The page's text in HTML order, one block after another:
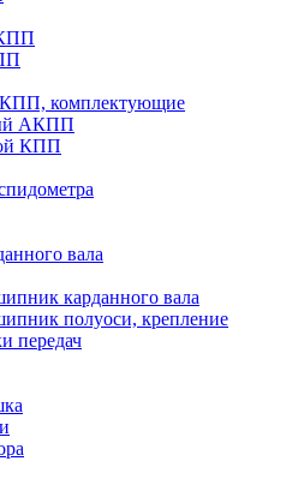
КПП, комплектующие
АКПП
КПП
вала
карданного вала
полуоси, крепление
передач